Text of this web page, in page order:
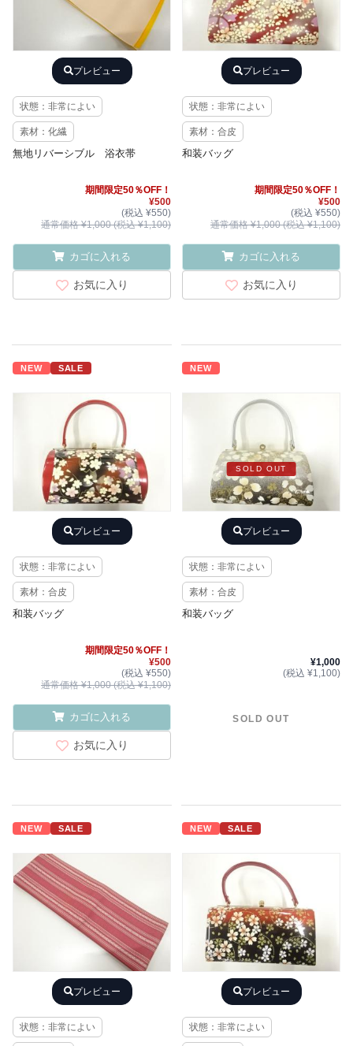
プレビュー
状態：非常によい
素材：化繊
無地リバーシブル 浴衣帯
期間限定50％OFF！
¥500
(税込 ¥550)
通常価格 ¥1,000 (税込 ¥1,100)
カゴに入れる
お気に入り
プレビュー
状態：非常によい
素材：合皮
和装バッグ
期間限定50％OFF！
¥500
(税込 ¥550)
通常価格 ¥1,000 (税込 ¥1,100)
カゴに入れる
お気に入り
NEW SALE
プレビュー
状態：非常によい
素材：合皮
和装バッグ
期間限定50％OFF！
¥500
(税込 ¥550)
通常価格 ¥1,000 (税込 ¥1,100)
カゴに入れる
お気に入り
NEW
SOLD OUT
プレビュー
状態：非常によい
素材：合皮
和装バッグ
¥1,000
(税込 ¥1,100)
SOLD OUT
NEW SALE
プレビュー
状態：非常によい
NEW SALE
プレビュー
状態：非常によい